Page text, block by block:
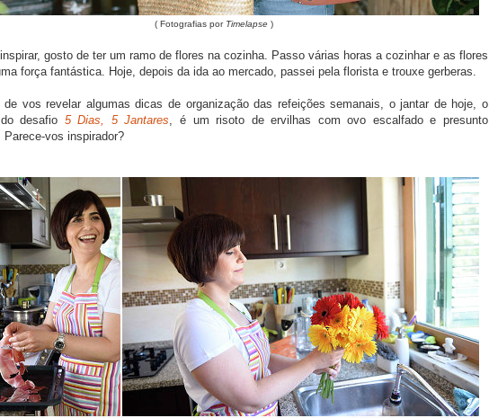
( Fotografias por Timelapse )
gosto de ter um ramo de flores na cozinha. Passo várias horas a cozinhar e as flores
força fantástica. Hoje, depois da ida ao mercado, passei pela florista e trouxe gerberas.
de vos revelar algumas dicas de organização das refeições semanais, o jantar de hoje, o
desafio 5 Dias, 5 Jantares , é um risoto de ervilhas com ovo escalfado e presunto
Parece-vos inspirador?